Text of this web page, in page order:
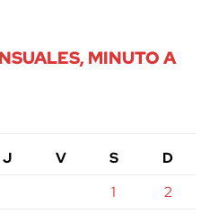
MINUTO A
J V S
D
1
2